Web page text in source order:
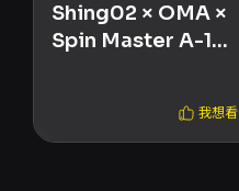
Shing02 × OMA ×
Spin Master A-1
2026 Asia Tour
(Kaohsiung)
我想看